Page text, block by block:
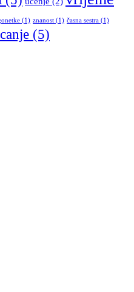
(1) znanost (1) časna sestra (1)
(5)